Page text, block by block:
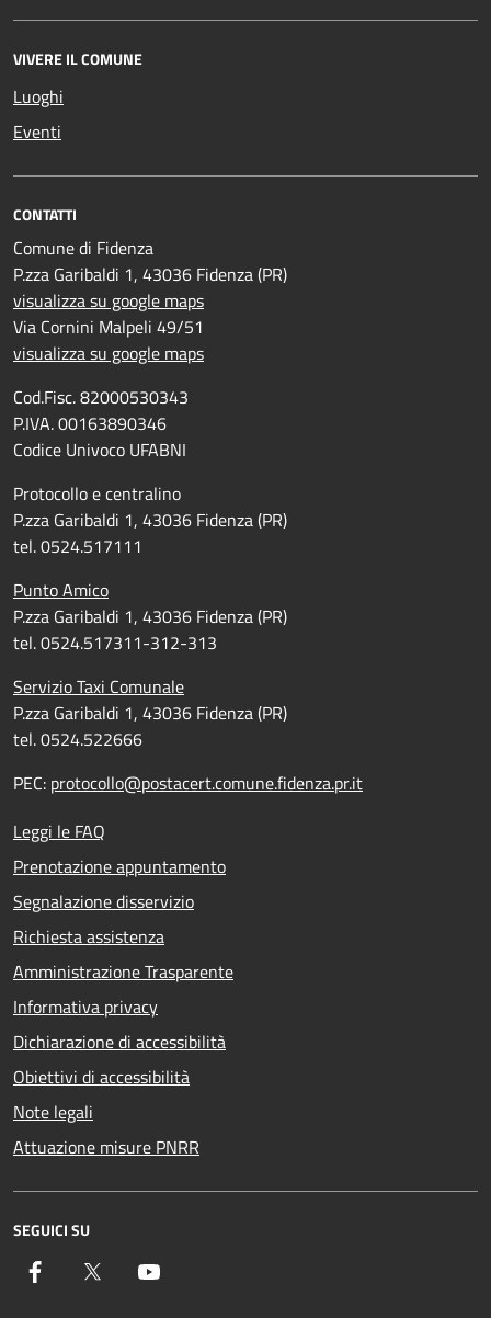
VIVERE IL COMUNE
Luoghi
Eventi
CONTATTI
Comune di Fidenza
P.zza Garibaldi 1, 43036 Fidenza (PR)
visualizza su google maps
Via Cornini Malpeli 49/51
visualizza su google maps
Cod.Fisc. 82000530343
P.IVA. 00163890346
Codice Univoco UFABNI
Protocollo e centralino
P.zza Garibaldi 1, 43036 Fidenza (PR)
tel. 0524.517111
Punto Amico
P.zza Garibaldi 1, 43036 Fidenza (PR)
tel. 0524.517311-312-313
Servizio Taxi Comunale
P.zza Garibaldi 1, 43036 Fidenza (PR)
tel. 0524.522666
PEC: protocollo@postacert.comune.fidenza.pr.it
Leggi le FAQ
Prenotazione appuntamento
Segnalazione disservizio
Richiesta assistenza
Amministrazione Trasparente
Informativa privacy
Dichiarazione di accessibilità
Obiettivi di accessibilità
Note legali
Attuazione misure PNRR
SEGUICI SU
Facebook Twitter